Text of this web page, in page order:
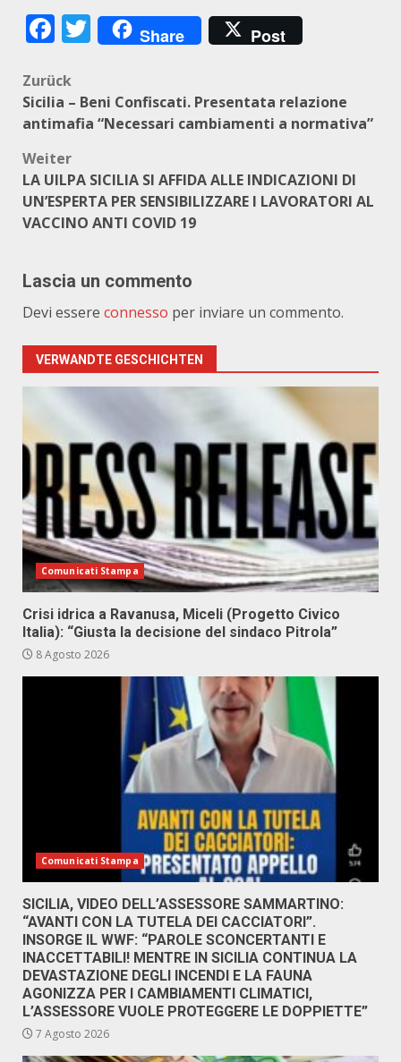
Facebook
Twitter
Share Post
Beitragsnavigation
Zurück
Sicilia – Beni Confiscati. Presentata relazione
antimafia “Necessari cambiamenti a normativa”
Weiter
LA UILPA SICILIA SI AFFIDA ALLE INDICAZIONI DI
UN’ESPERTA PER SENSIBILIZZARE I LAVORATORI AL
VACCINO ANTI COVID 19
Lascia un commento
Devi essere connesso per inviare un commento.
VERWANDTE GESCHICHTEN
Comunicati Stampa
Crisi idrica a Ravanusa, Miceli (Progetto Civico
Italia): “Giusta la decisione del sindaco Pitrola”
8 Agosto 2026
Comunicati Stampa
SICILIA, VIDEO DELL’ASSESSORE SAMMARTINO:
“AVANTI CON LA TUTELA DEI CACCIATORI”.
INSORGE IL WWF: “PAROLE SCONCERTANTI E
INACCETTABILI! MENTRE IN SICILIA CONTINUA LA
DEVASTAZIONE DEGLI INCENDI E LA FAUNA
AGONIZZA PER I CAMBIAMENTI CLIMATICI,
L’ASSESSORE VUOLE PROTEGGERE LE DOPPIETTE”
7 Agosto 2026